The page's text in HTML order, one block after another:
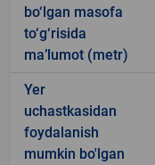
bo‘lgan masofa
to‘g‘risida
ma’lumot (metr)
Yer
uchastkasidan
foydalanish
mumkin bo'lgan